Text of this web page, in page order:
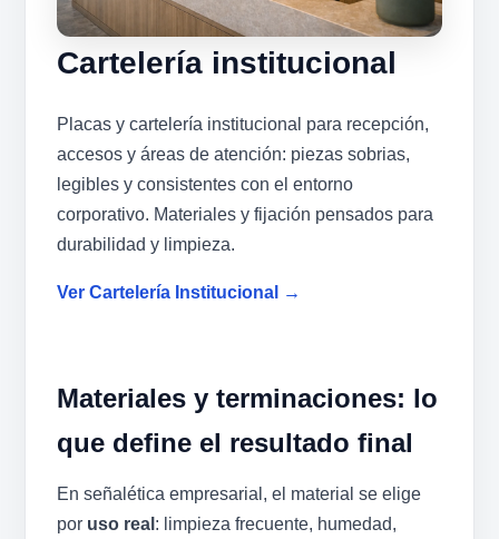
Cartelería institucional
Placas y cartelería institucional para recepción,
accesos y áreas de atención: piezas sobrias,
legibles y consistentes con el entorno
corporativo. Materiales y fijación pensados para
durabilidad y limpieza.
Ver Cartelería Institucional →
Materiales y terminaciones: lo
que define el resultado final
En señalética empresarial, el material se elige
por uso real : limpieza frecuente, humedad,